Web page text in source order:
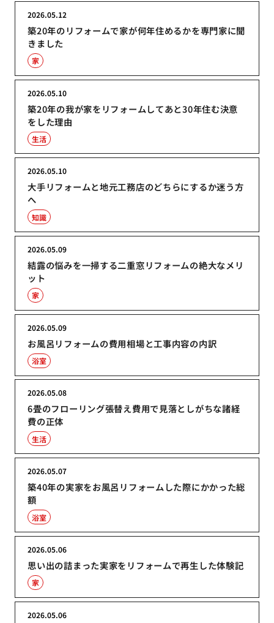
築20年のリフォームで家が何年住めるかを専門家に聞
きました
2026.05.12
家
築20年の我が家をリフォームしてあと30年住む決意
をした理由
2026.05.10
生活
大手リフォームと地元工務店のどちらにするか迷う方
へ
2026.05.10
知識
結露の悩みを一掃する二重窓リフォームの絶大なメリ
ット
2026.05.09
家
お風呂リフォームの費用相場と工事内容の内訳
2026.05.09
浴室
6畳のフローリング張替え費用で見落としがちな諸経
費の正体
2026.05.08
生活
築40年の実家をお風呂リフォームした際にかかった総
額
2026.05.07
浴室
思い出の詰まった実家をリフォームで再生した体験記
2026.05.06
家
2026.05.06